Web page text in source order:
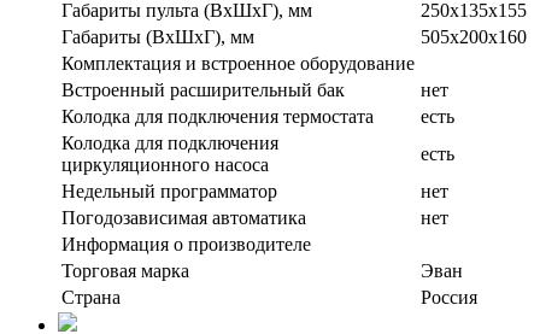
Габариты пульта (ВхШхГ), мм
250х135х155
Габариты (ВxШxГ), мм
505х200х160
Комплектация и встроенное оборудование
Встроенный расширительный бак
нет
Колодка для подключения термостата
есть
Колодка для подключения
циркуляционного насоса
есть
Недельный программатор
нет
Погодозависимая автоматика
нет
Информация о производителе
Торговая марка
Эван
Страна
Россия